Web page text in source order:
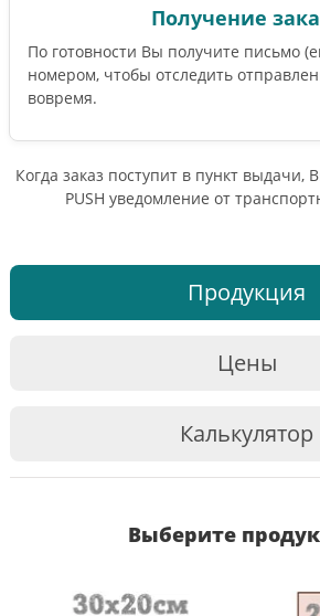
Получение
По готовности Вы получите письмо
номером, чтобы отследить
вовремя.
Когда заказ поступит в пункт
PUSH уведомление от
Продукция
Цены
Калькулятор
Выберите